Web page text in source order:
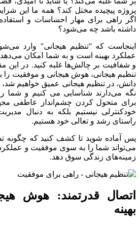
پروژه پیچیده مختل کند؟ همه ما این
اگر راهی برای مهار احساسات و
داشته باشد چه می‌شود؟
اینجاست که "تنظیم هیجانی" وارد
عملکرد بهینه است و به شما امکان می‌دهد
و شفافیت بر چالش‌ها غلبه کنید. در این
تنظیم هیجانی، هوش هیجانی و موفقیت را
دانش، در تنظیم هیجانی عمیق خواهیم
نگه می‌دارند شناسایی می‌ کنیم و شما
برای متحول کردن چشم‌انداز عاطفی
خودکنترلی نیستیم بلکه به دنبال
راستای رشد و تعالی خود هستیم.
پس آماده شوید تا کشف کنید که چگونه
می‌تواند شما را به سوی موفقیت و
زمینه‌های زندگی سوق دهد.
اتصال قدرتمند: هوش
بهینه